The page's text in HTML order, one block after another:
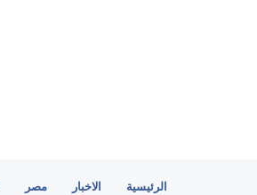
الرئيسية الاخبار مصر